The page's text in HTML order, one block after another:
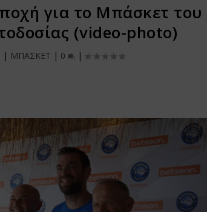
για το Μπάσκετ του
(video-photo)
| ΜΠΑΣΚΕΤ | 0 |